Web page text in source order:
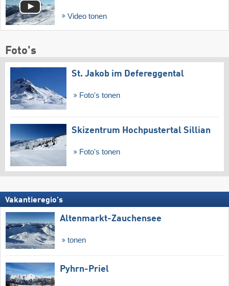
Video tonen
Foto's
St. Jakob im Defereggental
Foto's tonen
Skizentrum Hochpustertal Sillian
Foto's tonen
Vakantieregio's
Altenmarkt-Zauchensee
tonen
Pyhrn-Priel